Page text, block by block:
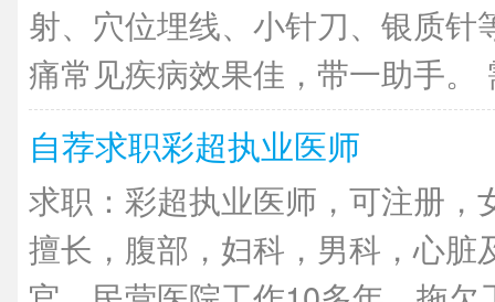
射、穴位埋线、小针刀、银质针
痛常见疾病效果佳，带一助手。
自荐求职彩超执业医师
求职：彩超执业医师，可注册，
擅长，腹部，妇科，男科，心脏